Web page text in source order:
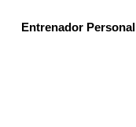
Entrenador